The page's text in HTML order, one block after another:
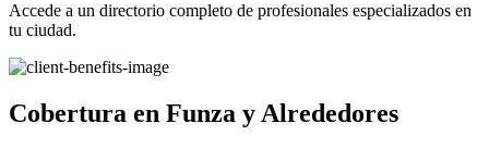
Accede a un directorio completo de profesionales especializados en
tu ciudad.
Cobertura en Funza y Alrededores